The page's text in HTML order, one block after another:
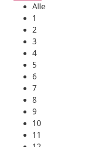
Alle
1
2
3
4
5
6
7
8
9
10
11